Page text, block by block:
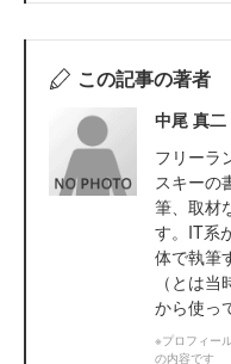
この記事の著者
中尾 真二
フリーラ
スキーの
筆、取材
す。IT系
体で執筆
（とは
から使っ
※プロフィー
の内容です